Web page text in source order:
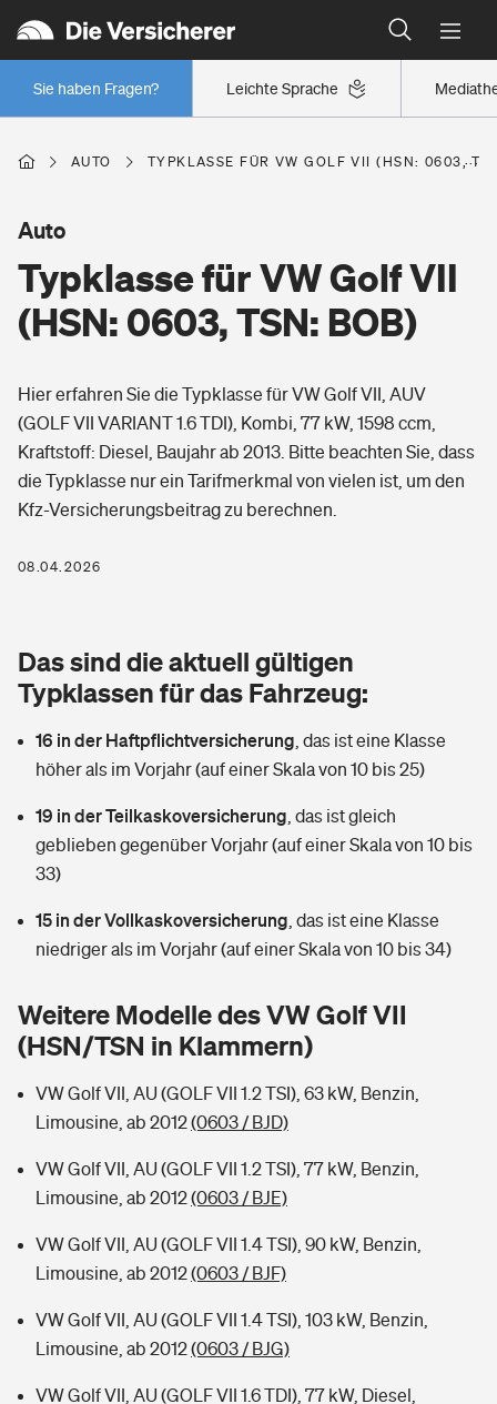
Leichte Sprache
Sie haben Fragen?
Wer versichert was: Jetzt Versicherer finden
Regionalklassen: So ist Ihre Region eingestuft
Wer versichert was: Jetzt Versicherer finden
Berufsunfähigkeitsversicherung
Erwerbsunfähigkeitsversicherung
Grundfähigkeitsversicherung
Arbeitsrechtsschutz
Berufshaftpflichtversicherung
Zur Übersicht
Tools
Wer versichert was: Jetzt Versicherer finden
Sie haben Fragen?
Wohnen
Elementarversicherung
Glasversicherung
Mietkautionsversicherung
Restkreditversicherung
Hochwasser-Check: Wie gefährdet ist Ihr Haus?
Wer versichert was: Jetzt Versicherer finden
Sie haben Fragen?
Freizeit
Pri­vate Haft­pflicht­
Kinderunfall­ver­si­che­rung
Kinderinvalidität
Reiseversicherung
Hundehalter-Haftpflicht
Private Cyberversicherung
Musikinstrumentenversicherung
Zur Übersicht
Tools
Kinderunfall-Check: Mehr Sicherheit für deine Kids
Gesundheit
Private Krankenversicherung
Dread-Disease-Versicherung
Tierkrankenversicherung
Tools
Wer versichert was: Jetzt Versicherer finden
Sie haben Fragen?
Rentenrechner: Wie viel Geld bekomme ich im Alter?
AUTO TYPKLASSE FÜR VW GOLF VII (HSN: 0603,
Typklasse für VW Golf VII
(HSN: 0603, TSN: BOB)
Auto
Hier erfahren Sie die Typklasse für VW Golf VII, AUV
(GOLF VII VARIANT 1.6 TDI), Kombi, 77 kW, 1598 ccm,
Kraftstoff: Diesel, Baujahr ab 2013. Bitte beachten Sie, dass
die Typklasse nur ein Tarifmerkmal von vielen ist, um den
Kfz-Versicherungsbeitrag zu berechnen.
08.04.2026
Das sind die aktuell gültigen
Typklassen für das Fahrzeug:
16 in der Haftpflichtversicherung das ist eine Klasse
höher als im Vorjahr (auf einer Skala von 10 bis 25)
19 in der Teilkaskoversicherung das ist gleich
geblieben gegenüber Vorjahr (auf einer Skala von 10 bis
33)
15 in der Vollkaskoversicherung das ist eine Klasse
niedriger als im Vorjahr (auf einer Skala von 10 bis 34)
Weitere Modelle des VW Golf VII
(HSN/TSN in Klammern)
VW Golf VII, AU (GOLF VII 1.2 TSI), 63 kW, Benzin,
Limousine, ab 2012(0603 / BJD)
VW Golf VII, AU (GOLF VII 1.2 TSI), 77 kW, Benzin,
Limousine, ab 2012(0603 / BJE)
VW Golf VII, AU (GOLF VII 1.4 TSI), 90 kW, Benzin,
Limousine, ab 2012(0603 / BJF)
VW Golf VII, AU (GOLF VII 1.4 TSI), 103 kW, Benzin,
Limousine, ab 2012(0603 / BJG)
VW Golf VII, AU (GOLF VII 1.6 TDI), 77 kW, Diesel,